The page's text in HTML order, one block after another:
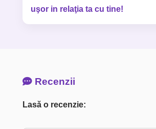
uşor in relaţia ta cu tine!
Recenzii
Lasă o recenzie: